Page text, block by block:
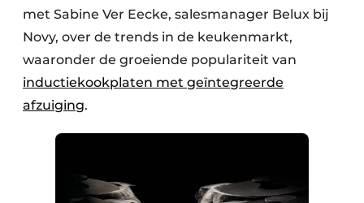
met Sabine Ver Eecke, salesmanager Belux bij
Novy, over de trends in de keukenmarkt,
waaronder de groeiende populariteit van
inductiekookplaten met geïntegreerde
afzuiging.